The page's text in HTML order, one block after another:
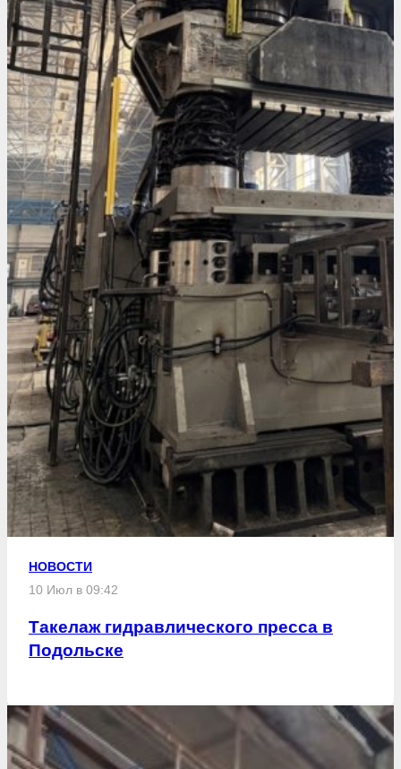
НОВОСТИ
10 Июл в 09:42
Такелаж гидравлического пресса в
Подольске